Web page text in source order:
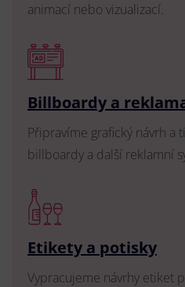
animací nebo vizualizací.
Billboardy a
Připravíme grafický návrh a
billboardy a další reklamní
Etikety a potisky
Vypracujeme návrhy etiket